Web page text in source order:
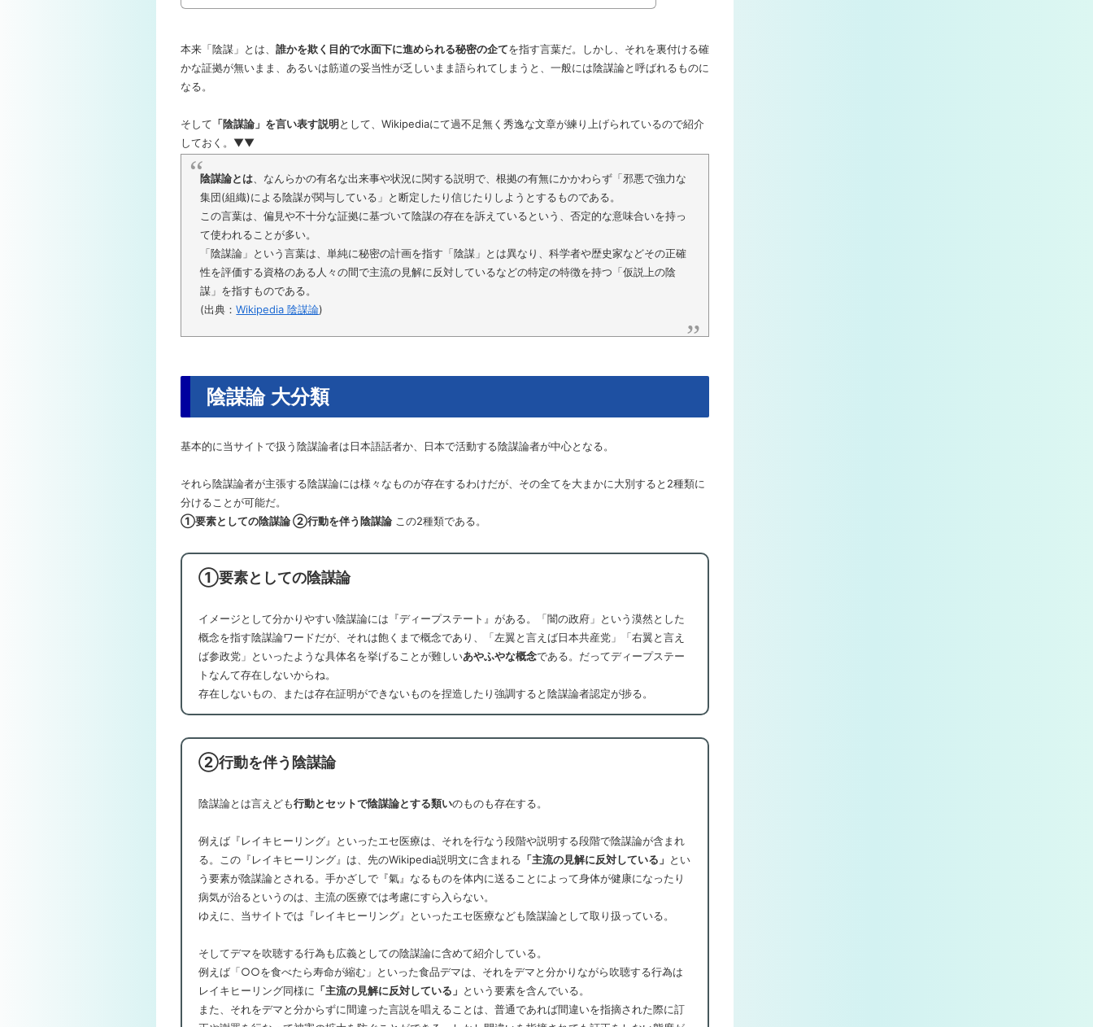
本来「陰謀」とは、 誰かを欺く目的で水面下に進められる秘密の企てを指す言葉だ。しかし、それを裏付ける確
かな証拠が無いまま、あるいは筋道の妥当性が乏しいまま語られてしまうと、一般には陰謀論と呼ばれるものに
なる。
そして 「陰謀論」を言い表す説明として、Wikipediaにて過不足無く秀逸な文章が練り上げられているので紹介
しておく。▼▼
陰謀論とは、なんらかの有名な出来事や状況に関する説明で、根拠の有無にかかわらず「邪悪で強力な
集団(組織)による陰謀が関与している」と断定したり信じたりしようとするものである。
この言葉は、偏見や不十分な証拠に基づいて陰謀の存在を訴えているという、否定的な意味合いを持っ
て使われることが多い。
「陰謀論」という言葉は、単純に秘密の計画を指す「陰謀」とは異なり、科学者や歴史家などその正確
性を評価する資格のある人々の間で主流の見解に反対しているなどの特定の特徴を持つ「仮説上の陰
謀」を指すものである。
(出典：Wikipedia 陰謀論)
陰謀論 大分類
基本的に当サイトで扱う陰謀論者は日本語話者か、日本で活動する陰謀論者が中心となる。
それら陰謀論者が主張する陰謀論には様々なものが存在するわけだが、その全てを大まかに大別すると2種類に
分けることが可能だ。
①要素としての陰謀論 ②行動を伴う陰謀論 この2種類である。
①要素としての陰謀論
イメージとして分かりやすい陰謀論には『ディープステート』がある。「闇の政府」という漠然とした
概念を指す陰謀論ワードだが、それは飽くまで概念であり、「左翼と言えば日本共産党」「右翼と言え
ば参政党」といったような具体名を挙げることが難しいあやふやな概念である。だってディープステー
トなんて存在しないからね。
存在しないもの、または存在証明ができないものを捏造したり強調すると陰謀論者認定が捗る。
②行動を伴う陰謀論
陰謀論とは言えども行動とセットで陰謀論とする類いのものも存在する。
例えば『レイキヒーリング』といったエセ医療は、それを行なう段階や説明する段階で陰謀論が含まれ
る。この『レイキヒーリング』は、先のWikipedia説明文に含まれる 「主流の見解に反対している」 とい
う要素が陰謀論とされる。手かざしで『氣』なるものを体内に送ることによって身体が健康になったり
病気が治るというのは、主流の医療では考慮にすら入らない。
ゆえに、当サイトでは『レイキヒーリング』といったエセ医療なども陰謀論として取り扱っている。
そしてデマを吹聴する行為も広義としての陰謀論に含めて紹介している。
例えば「○○を食べたら寿命が縮む」といった食品デマは、それをデマと分かりながら吹聴する行為は
レイキヒーリング同様に 「主流の見解に反対している」 という要素を含んでいる。
また、それをデマと分からずに間違った言説を唱えることは、普通であれば間違いを指摘された際に訂